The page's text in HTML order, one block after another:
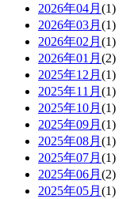
2026年04月 (1)
2026年03月 (1)
2026年02月 (1)
2026年01月 (2)
2025年12月 (1)
2025年11月 (1)
2025年10月 (1)
2025年09月 (1)
2025年08月 (1)
2025年07月 (1)
2025年06月 (2)
2025年05月 (1)